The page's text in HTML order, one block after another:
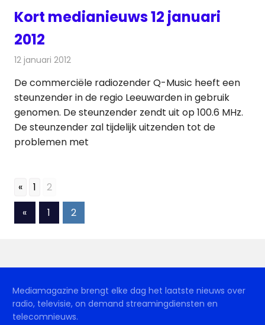
Kort medianieuws 12 januari
2012
12 januari 2012
De commerciële radiozender Q-Music heeft een
steunzender in de regio Leeuwarden in gebruik
genomen. De steunzender zendt uit op 100.6 MHz.
De steunzender zal tijdelijk uitzenden tot de
problemen met
« 1 2
Berichten
«Vorige
berichten
1 2
Mediamagazine brengt elke dag het laatste nieuws over
radio, televisie, on demand streamingdiensten en
telecomnieuws.